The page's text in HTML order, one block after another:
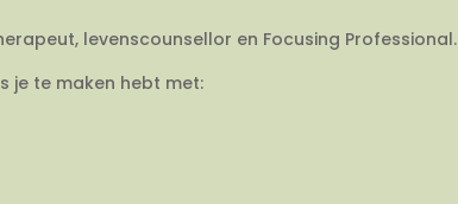
levenscounsellor en Focusing Professional.
je te maken hebt met: